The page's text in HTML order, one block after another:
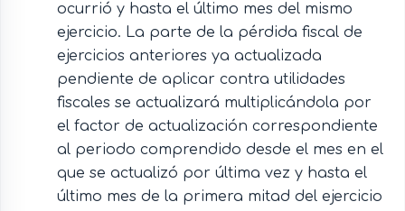
ocurrió y hasta el último mes del mismo
ejercicio. La parte de la pérdida fiscal de
ejercicios anteriores ya actualizada
pendiente de aplicar contra utilidades
fiscales se actualizará multiplicándola por
el factor de actualización correspondiente
al periodo comprendido desde el mes en el
que se actualizó por última vez y hasta el
último mes de la primera mitad del ejercicio